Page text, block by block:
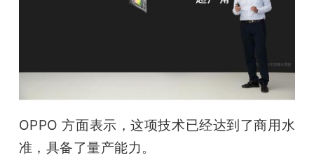
OPPO 方面表示，这项技术已经达到了商用水
准，具备了量产能力。